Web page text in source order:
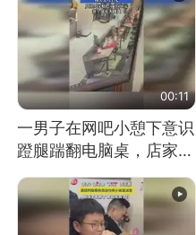
00:11
一男子在网吧小憩下意识
蹬腿踹翻电脑桌，店家3
台显示器与机械臂损坏